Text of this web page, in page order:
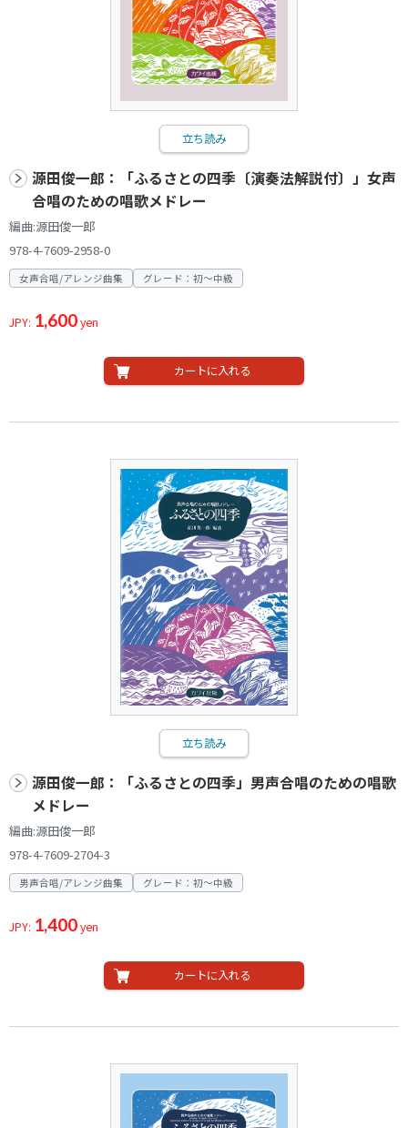
立ち読み
源田俊一郎：「ふるさとの四季〔演奏法解説付〕」女声
合唱のための唱歌メドレー
編曲:源田俊一郎
978-4-7609-2958-0
女声合唱/アレンジ曲集 グレード：初～中級
JPY: 1,600yen
カートに入れる
立ち読み
源田俊一郎：「ふるさとの四季」男声合唱のための唱歌
メドレー
編曲:源田俊一郎
978-4-7609-2704-3
男声合唱/アレンジ曲集 グレード：初～中級
JPY: 1,400yen
カートに入れる